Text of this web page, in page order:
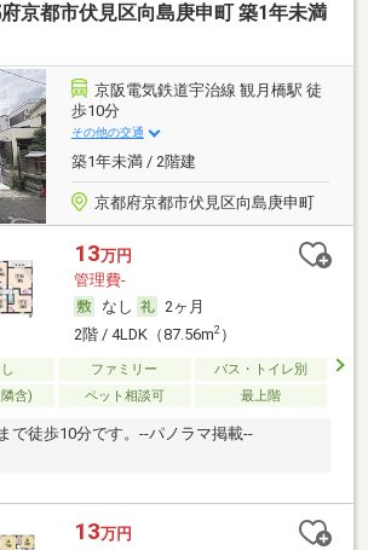
京都市伏見区向島庚申町 築1年未満
京阪電気鉄道宇治線 観月橋駅 徒
歩10分
その他の交通
築1年未満 / 2階建
京都府京都市伏見区向島庚申町
13万円
管理費-
なし
2ヶ月
2階 / 4LDK（87.56m2）
ファミリー
バス・トイレ別
含)
ペット相談可 最上階
で徒歩10分です。--パノラマ掲載--
13万円